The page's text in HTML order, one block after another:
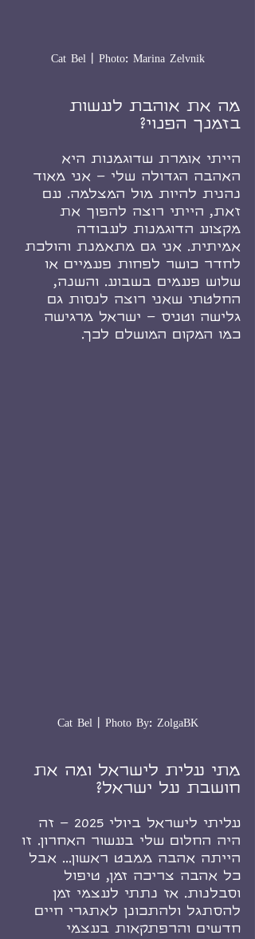
Cat Bel | Photo: Marina Zelvnik
מה את אוהבת לעשות
בזמנך הפנוי?
הייתי אומרת שדוגמנות היא
האהבה הגדולה שלי – אני מאוד
נהנית להיות מול המצלמה. עם
זאת, הייתי רוצה להפוך את
מקצוע הדוגמנות לעבודה
אמיתית. אני גם מתאמנת והולכת
לחדר כושר לפחות פעמיים או
שלוש פעמים בשבוע. והשנה,
החלטתי שאני רוצה לנסות גם
גלישה וטניס – ישראל מרגישה
כמו המקום המושלם לכך.
Cat Bel | Photo By: ZolgaBK
מתי עלית לישראל ומה את
חושבת על ישראל?
עליתי לישראל ביולי 2025 – זה
היה החלום שלי בעשור האחרון. זו
הייתה אהבה ממבט ראשון... אבל
כל אהבה צריכה זמן, טיפול
וסבלנות. אז נתתי לעצמי זמן
להסתגל ולהתכונן לאתגרי חיים
חדשים והרפתקאות בעצמי